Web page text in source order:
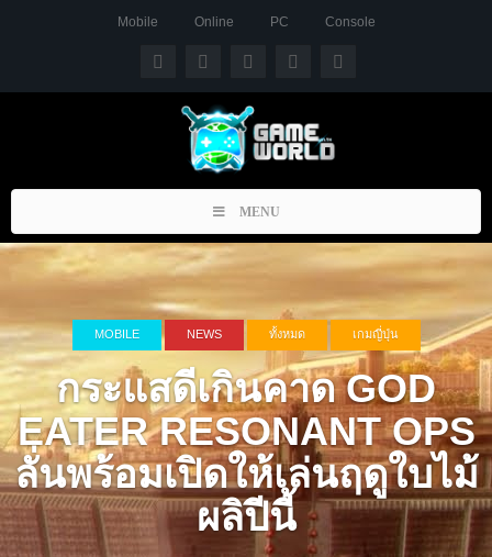
Mobile Online PC Console
Toggle
navigation
MENU
MOBILE NEWS ทั้งหมด เกมญี่ปุ่น
กระแสดีเกินคาด GOD
EATER RESONANT OPS
ลั่นพร้อมเปิดให้เล่นฤดูใบไม้
ผลิปีนี้